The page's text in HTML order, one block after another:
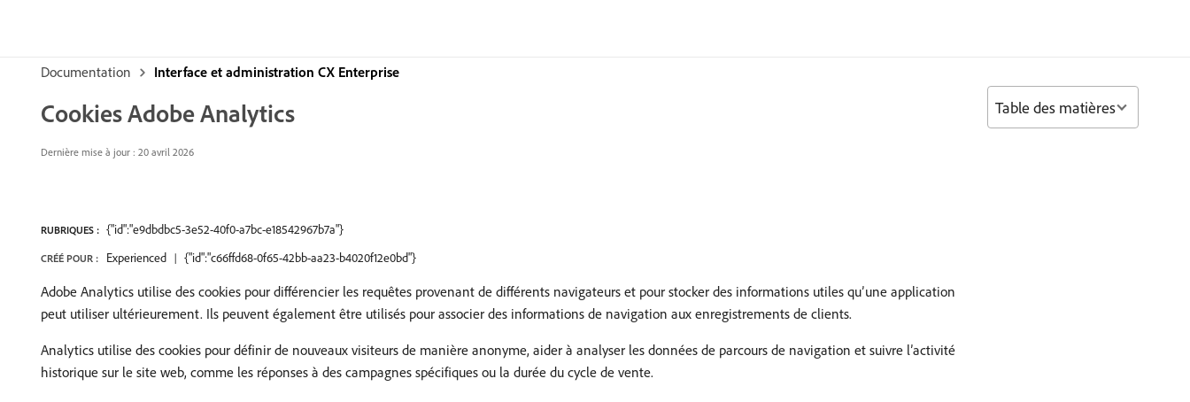
Documentation Interface et administration CX Enterprise
Cookies Adobe Analytics
Dernière mise à jour : 20 avril 2026
RUBRIQUES : {"id":"e9dbdbc5-3e52-40f0-a7bc-e18542967b7a"}
CRÉÉ POUR : Experienced {"id":"c66ffd68-0f65-42bb-aa23-b4020f12e0bd"}
Adobe Analytics utilise des cookies pour différencier les requêtes provenant de différents navigateurs et pour stocker des informations utiles qu’une application
peut utiliser ultérieurement. Ils peuvent également être utilisés pour associer des informations de navigation aux enregistrements de clients.
Analytics utilise des cookies pour définir de nouveaux visiteurs de manière anonyme, aider à analyser les données de parcours de navigation et suivre l’activité
historique sur le site web, comme les réponses à des campagnes spécifiques ou la durée du cycle de vente.
Table des matières